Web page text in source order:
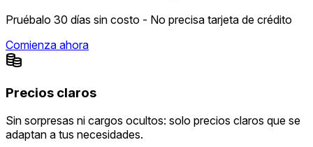
Pruébalo 30 días sin costo - No precisa tarjeta de crédito
Comienza ahora
Precios claros
Sin sorpresas ni cargos ocultos: solo precios claros que se
adaptan a tus necesidades.